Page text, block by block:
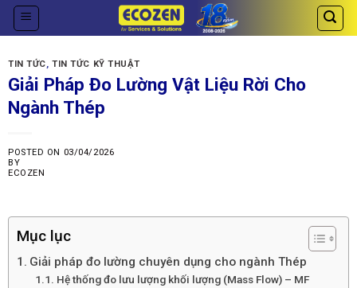
Skip
TIN TỨC,TIN TỨC KỸ THUẬT
Giải Pháp Đo Lường Vật Liệu Rời Cho
Ngành Thép
POSTED ON 03/04/2026
BY
ECOZEN
Mục lục
Giải pháp đo lường chuyên dụng cho ngành Thép
Hệ thống đo lưu lượng khối lượng (Mass Flow) – MF